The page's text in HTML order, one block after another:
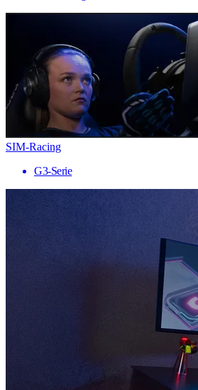
SIM-Racing
G3-Serie